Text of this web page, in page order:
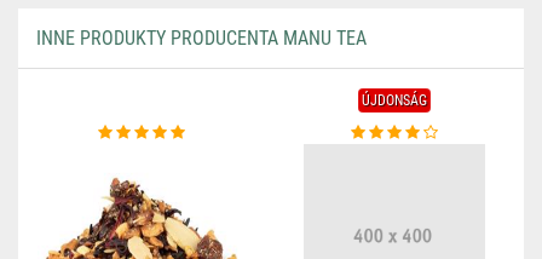
INNE PRODUKTY PRODUCENTA MANU TEA
ÚJDONSÁG